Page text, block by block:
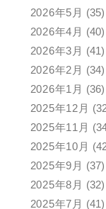
2026年5月 (35)
2026年4月 (40)
2026年3月 (41)
2026年2月 (34)
2026年1月 (36)
2025年12月
2025年11月
2025年10月
2025年9月 (37)
2025年8月 (32)
2025年7月 (41)